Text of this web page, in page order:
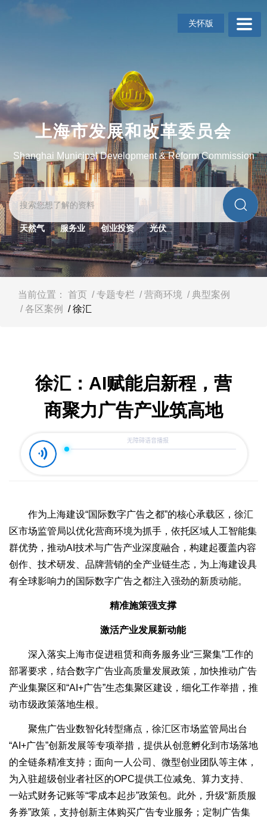
转
到
网
航
区
跳
转
到
主
要
内
容
关怀版
上海市发展和改革委员会
Shanghai Municipal Development & Reform Commission
天然气 服务业 创业投资 光伏
当前位置： 首页 / 专题专栏 / 营商环境 / 典型案例
/ 各区案例
/ 徐汇
徐汇：AI赋能启新程，营
商聚力广告产业筑高地
作为上海建设“国际数字广告之都”的核心承载区，徐汇
区市场监管局以优化营商环境为抓手，依托区域人工智能集
群优势，推动AI技术与广告产业深度融合，构建起覆盖内容
创作、技术研发、品牌营销的全产业链生态，为上海建设具
有全球影响力的国际数字广告之都注入强劲的新质动能。
精准施策强支撑
激活产业发展新动能
深入落实上海市促进租赁和商务服务业“三聚集”工作的
部署要求，结合数字广告业高质量发展政策，加快推动广告
产业集聚区和“AI+广告”生态集聚区建设，细化工作举措，推
动市级政策落地生根。
聚焦广告业数智化转型痛点，徐汇区市场监管局出台
“AI+广告”创新发展等专项举措，提供从创意孵化到市场落地
的全链条精准支持；面向一人公司、微型创业团队等主体，
为入驻超级创业者社区的OPC提供工位减免、算力支持、
一站式财务记账等“零成本起步”政策包。此外，升级“新质服
务券”政策，支持创新主体购买广告专业服务；定制广告集